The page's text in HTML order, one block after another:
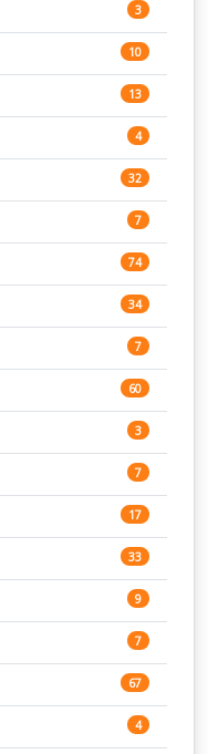
4
133
146
231
134
2
153
345
15
16
15
15
14
14
14
15
219
11
3
10
13
4
32
7
74
34
7
60
3
7
17
33
9
7
67
4